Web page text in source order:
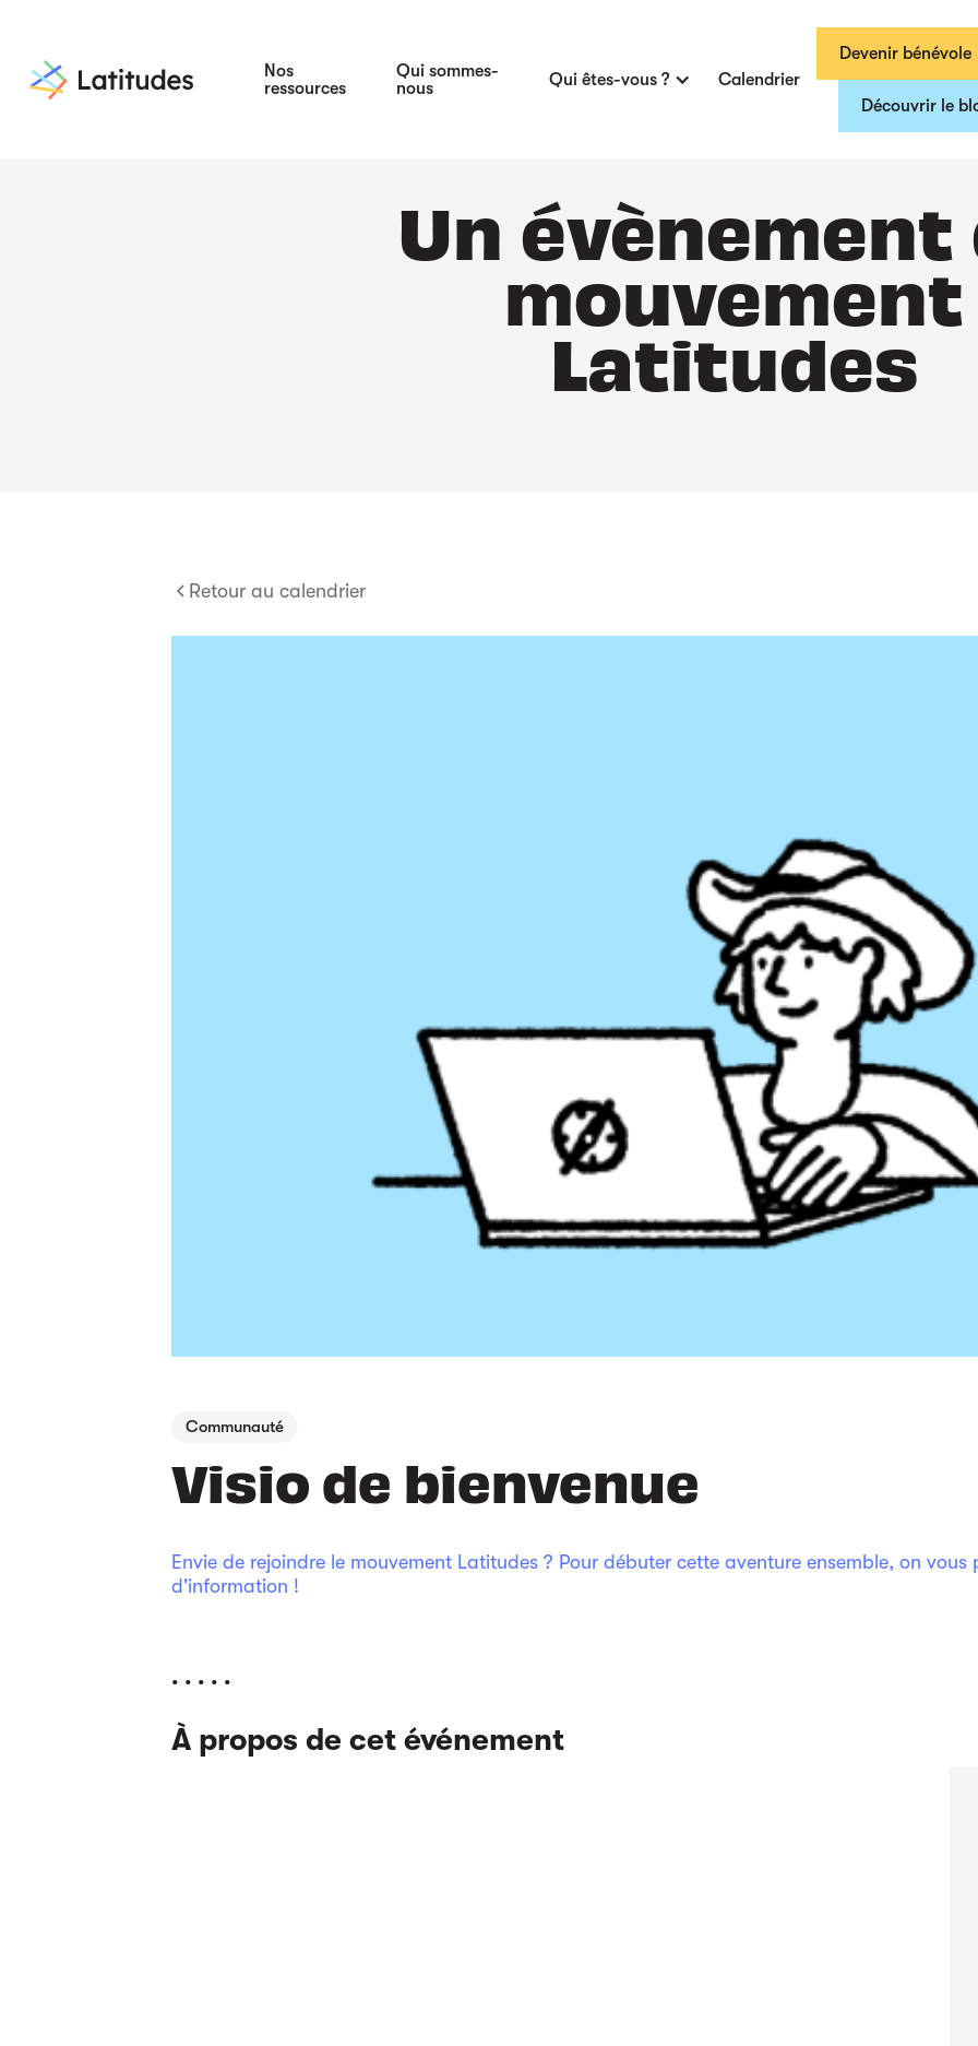
Nos
ressources
Qui sommes-
nous
Qui êtes-vous ? Calendrier
Devenir bénévole
Découvrir le
Un évènement
mouvement
Latitudes
Retour au calendrier
Communauté
Visio de bienvenue
Envie de rejoindre le mouvement Latitudes ? Pour débuter cette aventure ensemble, on vous
d'information !
. . . . .
À propos de cet événement